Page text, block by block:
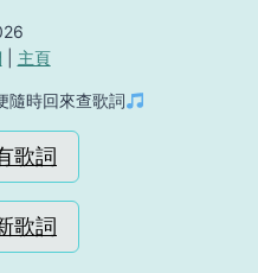
主頁
隨時回來查歌詞
歌詞
歌詞